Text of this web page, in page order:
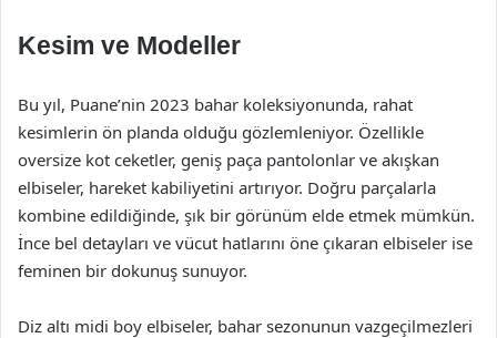
Kesim ve Modeller
Bu yıl, Puane’nin 2023 bahar koleksiyonunda, rahat
kesimlerin ön planda olduğu gözlemleniyor. Özellikle
oversize kot ceketler, geniş paça pantolonlar ve akışkan
elbiseler, hareket kabiliyetini artırıyor. Doğru parçalarla
kombine edildiğinde, şık bir görünüm elde etmek mümkün.
İnce bel detayları ve vücut hatlarını öne çıkaran elbiseler ise
feminen bir dokunuş sunuyor.
Diz altı midi boy elbiseler, bahar sezonunun vazgeçilmezleri